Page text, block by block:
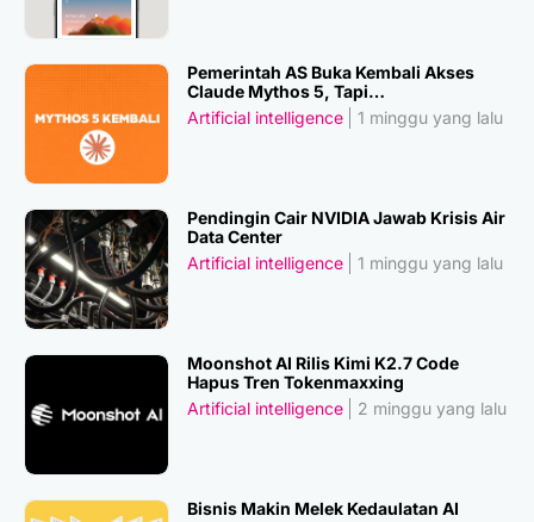
Pemerintah AS Buka Kembali Akses
Claude Mythos 5, Tapi…
Artificial intelligence
1 minggu yang lalu
Pendingin Cair NVIDIA Jawab Krisis Air
Data Center
Artificial intelligence
1 minggu yang lalu
Moonshot AI Rilis Kimi K2.7 Code
Hapus Tren Tokenmaxxing
Artificial intelligence
2 minggu yang lalu
Bisnis Makin Melek Kedaulatan AI